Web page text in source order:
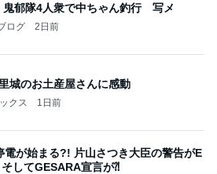
20260803 鬼郁隊4人衆で中ちゃん釣行 写メ
ログ 2日前
城のお土産屋さんに感動
クス 1日前
電が始まる?! 片山さつき大臣の警告がE
してGESARA宣言が⁈